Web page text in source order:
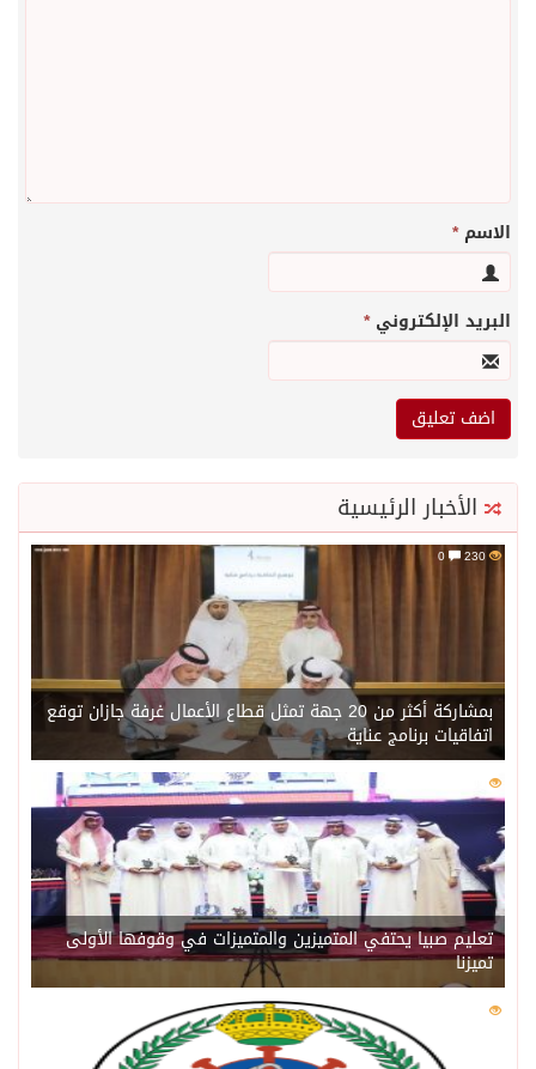
الاسم*
البريد الإلكتروني*
الأخبار الرئيسية
230
بمشاركة أكثر من 20 جهة تمثل قطاع الأعمال غرفة جازان توقع
اتفاقيات برنامج عناية
209
تعليم صبيا يحتفي المتميزين والمتميزات في وقوفها الأولى
تميزنا
203